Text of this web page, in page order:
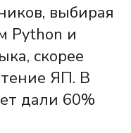
выбирая
Python и
скорее
ЯП. В
дали 60%